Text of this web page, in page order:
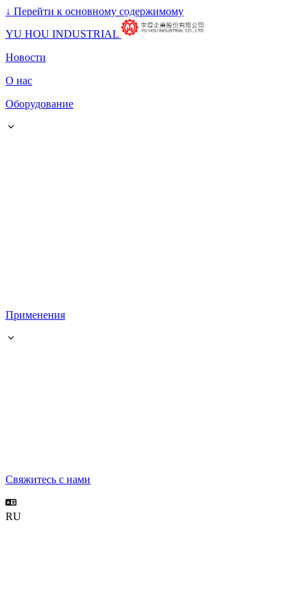
↓ Перейти к основному содержимому
YU HOU INDUSTRIAL
Новости
О нас
Оборудование
Применения
Свяжитесь с нами
RU